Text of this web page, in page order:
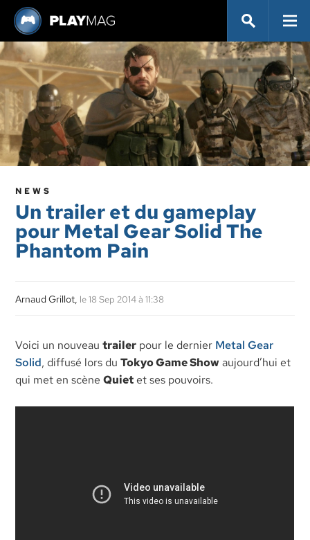
NEWS
Un trailer et du gameplay
pour Metal Gear Solid The
Phantom Pain
Arnaud Grillot, le 18 Sep 2014 à 11:38
Voici un nouveautrailer pour le dernier Metal Gear
Solid, diffusé lors duTokyo Game Show aujourd’hui et
qui met en scèneQuiet et ses pouvoirs.